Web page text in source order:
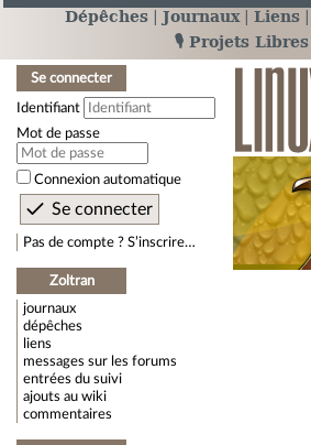
Dépêches Journaux Liens
🎙️ Projets Libres
Se connecter
Identifiant
Mot de passe
Connexion automatique
Pas de compte ? S’inscrire…
Zoltran
journaux
dépêches
liens
messages sur les forums
entrées du suivi
ajouts au wiki
commentaires